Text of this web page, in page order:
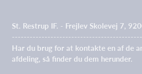
St. Restrup IF. - Frejlev Skolevej 7,
Har du brug for at kontakte en af de
afdeling, så finder du dem herunder.